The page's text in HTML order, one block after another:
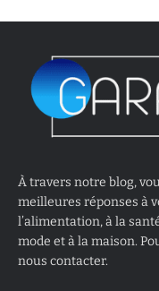
À travers notre blog,
meilleures réponses à
l’alimentation, à la
mode et à la maison.
nous contacter.